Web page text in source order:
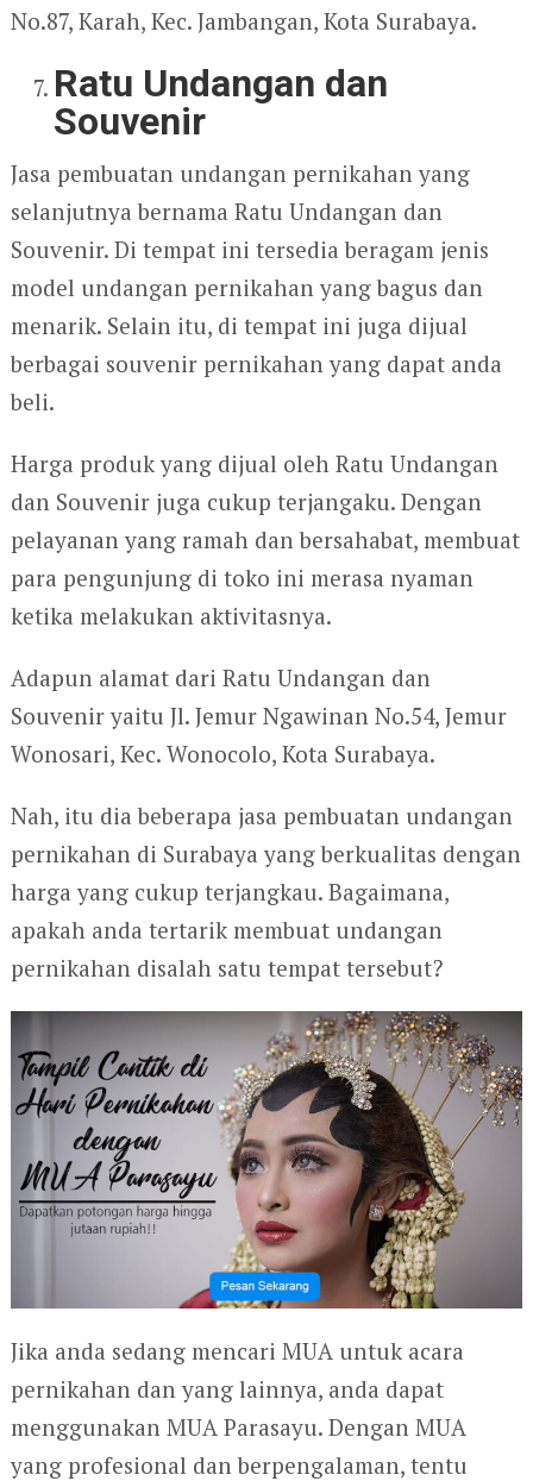
No.87, Karah, Kec. Jambangan, Kota Surabaya.
Ratu Undangan dan
Souvenir
Jasa pembuatan undangan pernikahan yang
selanjutnya bernama Ratu Undangan dan
Souvenir. Di tempat ini tersedia beragam jenis
model undangan pernikahan yang bagus dan
menarik. Selain itu, di tempat ini juga dijual
berbagai souvenir pernikahan yang dapat anda
beli.
Harga produk yang dijual oleh Ratu Undangan
dan Souvenir juga cukup terjangaku. Dengan
pelayanan yang ramah dan bersahabat, membuat
para pengunjung di toko ini merasa nyaman
ketika melakukan aktivitasnya.
Adapun alamat dari Ratu Undangan dan
Souvenir yaitu Jl. Jemur Ngawinan No.54, Jemur
Wonosari, Kec. Wonocolo, Kota Surabaya.
Nah, itu dia beberapa jasa pembuatan undangan
pernikahan di Surabaya yang berkualitas dengan
harga yang cukup terjangkau. Bagaimana,
apakah anda tertarik membuat undangan
pernikahan disalah satu tempat tersebut?
Jika anda sedang mencari MUA untuk acara
pernikahan dan yang lainnya, anda dapat
menggunakan MUA Parasayu. Dengan MUA
yang profesional dan berpengalaman, tentu